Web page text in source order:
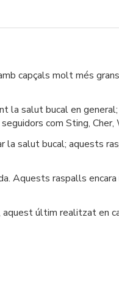
capçals molt més
salut bucal en
com Sting,
salut bucal; aquests
Aquests raspalls
últim realitzat en